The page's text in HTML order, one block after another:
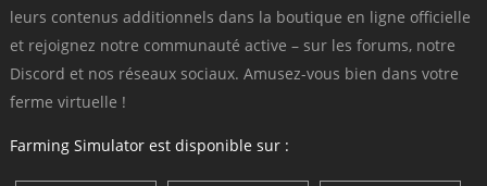
leurs contenus additionnels dans la boutique en ligne officielle
et rejoignez notre communauté active – sur les forums, notre
Discord et nos réseaux sociaux. Amusez-vous bien dans votre
ferme virtuelle !
Farming Simulator est disponible sur :